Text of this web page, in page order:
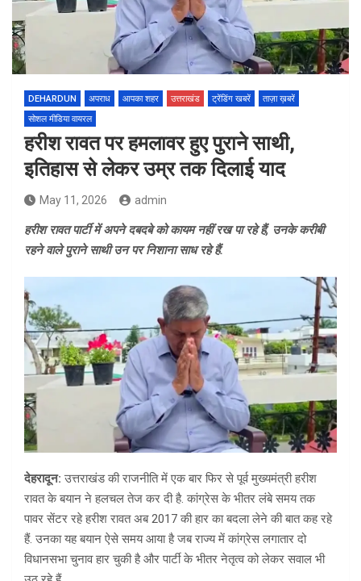
DEHARDUN अपराध आपका शहर उत्तराखंड ट्रेंडिंग खबरें
ताज़ा ख़बरें
सोशल मीडिया वायरल
हरीश रावत पर हमलावर हुए पुराने साथी,
इतिहास से लेकर उम्र तक दिलाई याद
May 11, 2026 admin
हरीश रावत पार्टी में अपने दबदबे को कायम नहीं रख पा रहे हैं, उनके करीबी
रहने वाले पुराने साथी उन पर निशाना साध रहे हैं.
देहरादून: उत्तराखंड की राजनीति में एक बार फिर से पूर्व मुख्यमंत्री हरीश
रावत के बयान ने हलचल तेज कर दी है. कांग्रेस के भीतर लंबे समय तक
पावर सेंटर रहे हरीश रावत अब 2017 की हार का बदला लेने की बात कह रहे
हैं. उनका यह बयान ऐसे समय आया है जब राज्य में कांग्रेस लगातार दो
विधानसभा चुनाव हार चुकी है और पार्टी के भीतर नेतृत्व को लेकर सवाल भी